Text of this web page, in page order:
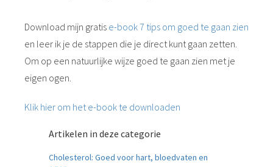
Download mijn gratis e-book 7 tips om goed te gaan zien
en leer ik je de stappen die je direct kunt gaan zetten.
Om op een natuurlijke wijze goed te gaan zien met je
eigen ogen.
Klik hier om het e-book te downloaden
Artikelen in deze categorie
Cholesterol: Goed voor hart, bloedvaten en